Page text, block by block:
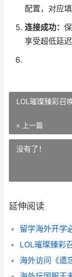
配置，对应填
连接成功：
享受超低延
LOL璀璨臻彩召
« 上一篇
没有了！
延伸阅读
LOL璀璨臻彩